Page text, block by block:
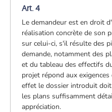
Art. 4
Le demandeur est en droit
réalisation concrète de son
sur celui-ci, s'il résulte des
demande, notamment des
et du tableau des effectifs
projet répond aux
effet le dossier introduit
les plans suffisamment
appréciation.